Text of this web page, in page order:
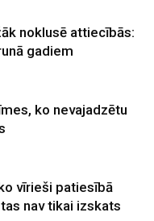
noklusē attiecībās:
gadiem
ko nevajadzētu
vīrieši patiesībā
nav tikai izskats